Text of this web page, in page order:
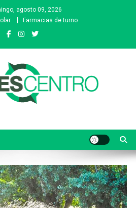
agosto 09, 2026
Farmacias de turno